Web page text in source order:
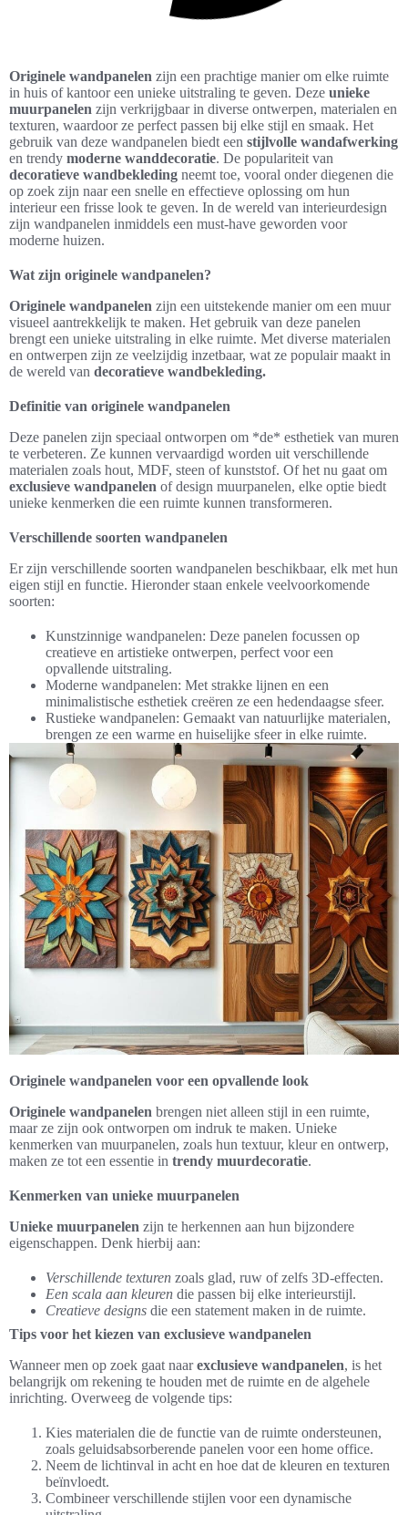
Originele wandpanelen zijn een prachtige manier om elke ruimte
in huis of kantoor een unieke uitstraling te geven. Deze unieke
muurpanelen zijn verkrijgbaar in diverse ontwerpen, materialen en
texturen, waardoor ze perfect passen bij elke stijl en smaak. Het
gebruik van deze wandpanelen biedt een stijlvolle wandafwerking
en trendy moderne wanddecoratie. De populariteit van
decoratieve wandbekleding neemt toe, vooral onder diegenen die
op zoek zijn naar een snelle en effectieve oplossing om hun
interieur een frisse look te geven. In de wereld van interieurdesign
zijn wandpanelen inmiddels een must-have geworden voor
moderne huizen.
Wat zijn originele wandpanelen?
Originele wandpanelen zijn een uitstekende manier om een muur
visueel aantrekkelijk te maken. Het gebruik van deze panelen
brengt een unieke uitstraling in elke ruimte. Met diverse materialen
en ontwerpen zijn ze veelzijdig inzetbaar, wat ze populair maakt in
de wereld van decoratieve wandbekleding.
Definitie van originele wandpanelen
Deze panelen zijn speciaal ontworpen om *de* esthetiek van muren
te verbeteren. Ze kunnen vervaardigd worden uit verschillende
materialen zoals hout, MDF, steen of kunststof. Of het nu gaat om
exclusieve wandpanelen of design muurpanelen, elke optie biedt
unieke kenmerken die een ruimte kunnen transformeren.
Verschillende soorten wandpanelen
Er zijn verschillende soorten wandpanelen beschikbaar, elk met hun
eigen stijl en functie. Hieronder staan enkele veelvoorkomende
soorten:
Kunstzinnige wandpanelen: Deze panelen focussen op
creatieve en artistieke ontwerpen, perfect voor een
opvallende uitstraling.
Moderne wandpanelen: Met strakke lijnen en een
minimalistische esthetiek creëren ze een hedendaagse sfeer.
Rustieke wandpanelen: Gemaakt van natuurlijke materialen,
brengen ze een warme en huiselijke sfeer in elke ruimte.
Originele wandpanelen voor een opvallende look
Originele wandpanelen brengen niet alleen stijl in een ruimte,
maar ze zijn ook ontworpen om indruk te maken. Unieke
kenmerken van muurpanelen, zoals hun textuur, kleur en ontwerp,
maken ze tot een essentie in trendy muurdecoratie.
Kenmerken van unieke muurpanelen
Unieke muurpanelen zijn te herkennen aan hun bijzondere
eigenschappen. Denk hierbij aan:
Verschillende texturen zoals glad, ruw of zelfs 3D-effecten.
Een scala aan kleuren die passen bij elke interieurstijl.
Creatieve designs die een statement maken in de ruimte.
Tips voor het kiezen van exclusieve wandpanelen
Wanneer men op zoek gaat naarexclusieve wandpanelen, is het
belangrijk om rekening te houden met de ruimte en de algehele
inrichting. Overweeg de volgende tips:
Kies materialen die de functie van de ruimte ondersteunen,
zoals geluidsabsorberende panelen voor een home office.
Neem de lichtinval in acht en hoe dat de kleuren en texturen
beïnvloedt.
Combineer verschillende stijlen voor een dynamische